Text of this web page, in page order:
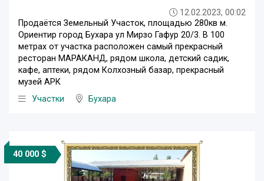
12.02.2023, 00:02
Продаётся Земельный Участок, площадью 280кв м.
Ориентир город Бухара ул Мирзо Гафур 20/3. В 100
метрах от участка расположен самый прекрасный
ресторан МАРАКАНД, рядом школа, детский садик,
кафе, аптеки, рядом Колхозный базар, прекрасный
музей АРК
Участки
Бухара
40 000 $